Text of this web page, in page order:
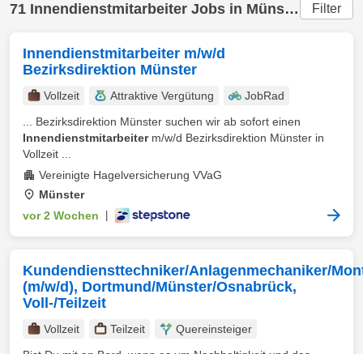
71 Innendienstmitarbeiter Jobs in Münster (20
Filter
Innendienstmitarbeiter m/w/d
Bezirksdirektion Münster
Vollzeit Attraktive Vergütung
JobRad
... Bezirksdirektion Münster suchen wir ab sofort einen
Innendienstmitarbeiterm/w/d Bezirksdirektion Münster in
Vollzeit ...
Vereinigte Hagelversicherung VVaG
Münster
vor 2 Wochen
Kundendiensttechniker/Anlagenmechaniker/
(m/w/d), Dortmund/Münster/Osnabrück,
Voll-/Teilzeit
Vollzeit Teilzeit
Quereinsteiger